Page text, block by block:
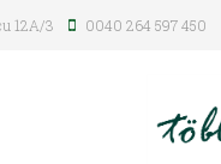
12A/3 0040 264 597 450